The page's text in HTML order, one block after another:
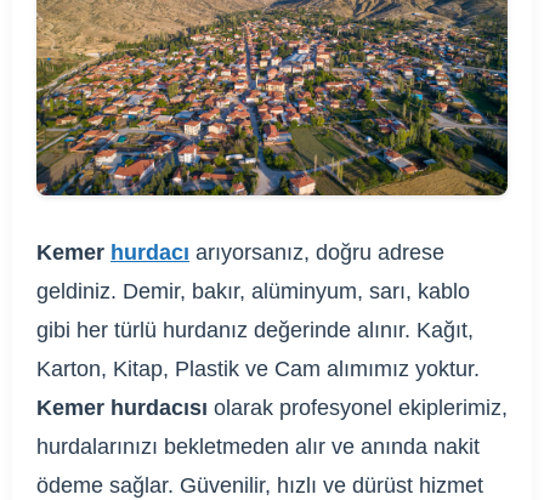
Kemer hurdacı arıyorsanız, doğru adrese
geldiniz. Demir, bakır, alüminyum, sarı, kablo
gibi her türlü hurdanız değerinde alınır. Kağıt,
Karton, Kitap, Plastik ve Cam alımımız yoktur.
Kemer hurdacısı olarak profesyonel ekiplerimiz,
hurdalarınızı bekletmeden alır ve anında nakit
ödeme sağlar. Güvenilir, hızlı ve dürüst hizmet